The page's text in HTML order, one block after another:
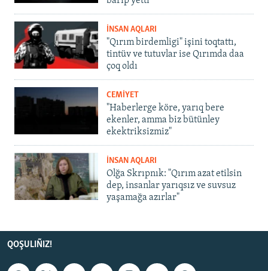
İNSAN AQLARI
"Qırım birdemligi" işini toqtattı,
tintüv ve tutuvlar ise Qırımda daa
çoq oldı
CEMİYET
"Haberlerge köre, yarıq bere
ekenler, amma biz bütünley
ekektriksizmiz"
İNSAN AQLARI
Olğa Skrıpnık: "Qırım azat etilsin
dep, insanlar yarıqsız ve suvsuz
yaşamağa azırlar"
QOŞULIÑIZ!